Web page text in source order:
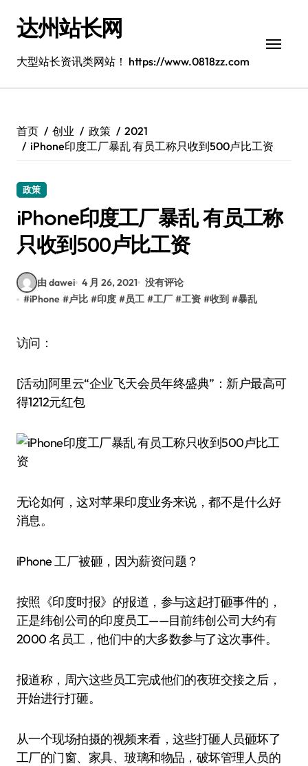
达州站长网
大型站长资讯类网站！ https://www.0818zz.com
首页 创业 政策
2021
iPhone印度工厂暴乱 有员工称只收到500卢比工资
政策
iPhone印度工厂暴乱 有员工称
只收到500卢比工资
由 dawei 4 月 26, 2021 没有评论
#iPhone #卢比 #印度 #员工 #工厂 #工资 #收到 #暴乱
访问：
[活动]阿里云“企业飞天会员年终盛典”：新户最高可
得1212元红包
无论如何，这对苹果印度业务来说，都不是什么好
消息。
iPhone 工厂被砸，因为薪资问题？
按照《印度时报》的报道，参与这起打砸事件的，
正是纬创公司的印度员工——目前纬创公司大约有
2000 名员工，他们中的大多数参与了这次事件。
报道称，周六这些员工完成他们的夜班交接之后，
开始进行打砸。
从一个现场拍摄的视频来看，这些打砸人员砸坏了
工厂的门窗、家具、玻璃和物品，破坏管理人员的